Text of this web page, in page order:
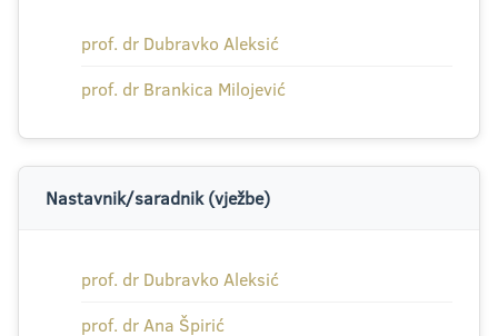
prof. dr Dubravko Aleksić
prof. dr Brankica Milojević
Nastavnik/saradnik (vježbe)
prof. dr Dubravko Aleksić
prof. dr Ana Špirić